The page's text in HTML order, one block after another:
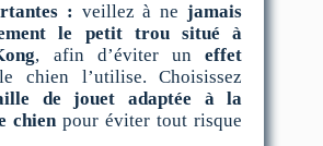
: veillez à nejamais
le petit trou situé à
, afin d’éviter uneffet
chien l’utilise. Choisissez
de jouet adaptée à la
chienpour éviter tout risque